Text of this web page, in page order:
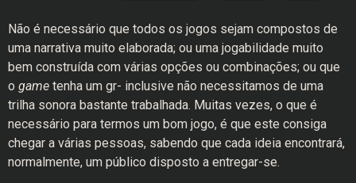
Não é necessário que todos os jogos sejam compostos de
uma narrativa muito elaborada; ou uma jogabilidade muito
bem construída com várias opções ou combinações; ou que
o game tenha um gr- inclusive não necessitamos de uma
trilha sonora bastante trabalhada. Muitas vezes, o que é
necessário para termos um bom jogo, é que este consiga
chegar a várias pessoas, sabendo que cada ideia encontrará,
normalmente, um público disposto a entregar-se.